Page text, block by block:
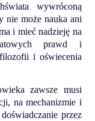
wywróconą
nie może nauka ani
i mieć nadzieję na
prawd i
i oświecenia
zawsze musi
na mechanizmie i
przez